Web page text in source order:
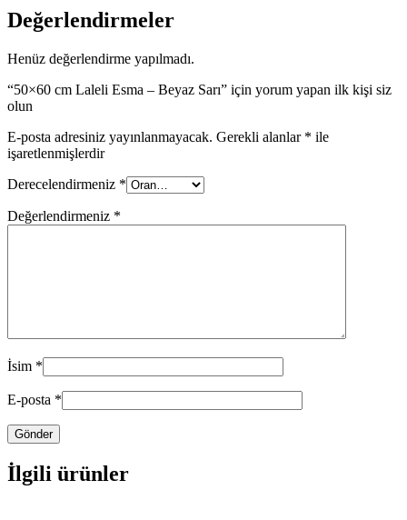
Değerlendirmeler
Henüz değerlendirme yapılmadı.
“50×60 cm Laleli Esma – Beyaz Sarı” için yorum yapan ilk kişi siz
olun
E-posta adresiniz yayınlanmayacak. Gerekli alanlar * ile
işaretlenmişlerdir
Derecelendirmeniz *
Değerlendirmeniz *
İsim *
E-posta *
İlgili ürünler